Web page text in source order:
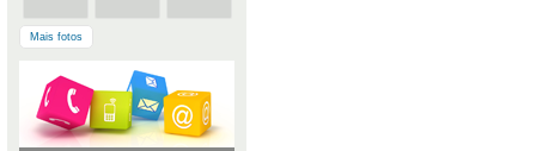
Mais fotos